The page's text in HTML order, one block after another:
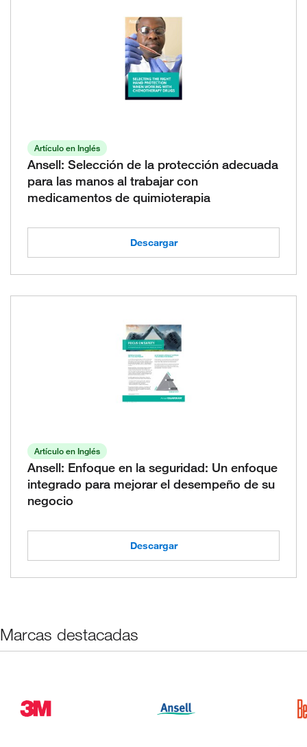
Artículo en Inglés
Ansell: Selección de la protección adecuada
para las manos al trabajar con
medicamentos de quimioterapia
Descargar
Artículo en Inglés
Ansell: Enfoque en la seguridad: Un enfoque
integrado para mejorar el desempeño de su
negocio
Descargar
Marcas destacadas